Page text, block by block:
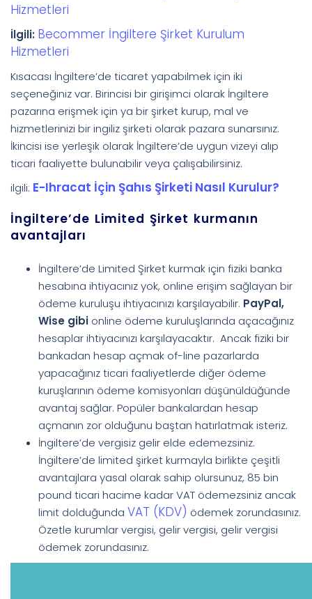
Hizmetleri
İlgili: Becommer İngiltere Şirket Kurulum
Hizmetleri
Kısacası İngiltere’de ticaret yapabilmek için iki
seçeneğiniz var. Birincisi bir girişimci olarak İngiltere
pazarına erişmek için ya bir şirket kurup, mal ve
hizmetlerinizi bir ingiliz şirketi olarak pazara sunarsınız.
İkincisi ise yerleşik olarak İngiltere’de uygun vizeyi alıp
ticari faaliyette bulunabilir veya çalışabilirsiniz.
ilgili: E-Ihracat İçin Şahıs Şirketi Nasıl Kurulur?
İngiltere’de Limited Şirket kurmanın
avantajları
İngiltere’de Limited Şirket kurmak için fiziki banka
hesabına ihtiyacınız yok, online erişim sağlayan bir
ödeme kuruluşu ihtiyacınızı karşılayabilir. PayPal,
Wise gibi online ödeme kuruluşlarında açacağınız
hesaplar ihtiyacınızı karşılayacaktır. Ancak fiziki bir
bankadan hesap açmak of-line pazarlarda
yapacağınız ticari faaliyetlerde diğer ödeme
kuruşlarının ödeme komisyonları düşünüldüğünde
avantaj sağlar. Popüler bankalardan hesap
açmanın zor olduğunu baştan hatırlatmak isteriz.
İngiltere’de vergisiz gelir elde edemezsiniz.
İngiltere’de limited şirket kurmayla birlikte çeşitli
avantajlara yasal olarak sahip olursunuz, 85 bin
pound ticari hacime kadar VAT ödemezsiniz ancak
limit dolduğunda VAT (KDV) ödemek zorundasınız.
Özetle kurumlar vergisi, gelir vergisi, gelir vergisi
ödemek zorundasınız.